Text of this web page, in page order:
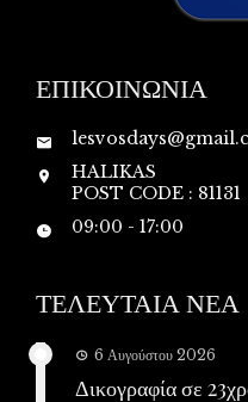
ΕΠΙΚΟΙΝΩΝΙΑ
HALIKAS
POST CODE : 81131
09:00 - 17:00
ΤΕΛΕΥΤΑΙΑ ΝΕΑ
6 Αυγούστου 2026
Δικογραφία σε